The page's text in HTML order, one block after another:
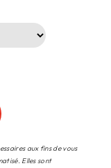
aux fins de vous
Elles sont